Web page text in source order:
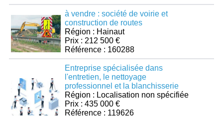
à vendre : société de voirie et
construction de routes
Région : Hainaut
Prix : 212 500 €
Référence : 160288
Entreprise spécialisée dans
l'entretien, le nettoyage
professionnel et la blanchisserie
Région : Localisation non spécifiée
Prix : 435 000 €
Référence : 119626